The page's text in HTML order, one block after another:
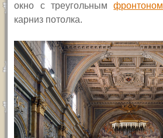
окно с треугольнымфронтоном
карниз потолка.